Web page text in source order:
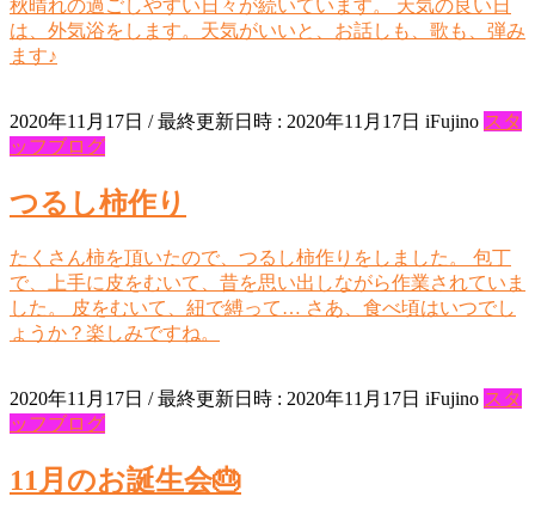
秋晴れの過ごしやすい日々が続いています。 天気の良い日
は、外気浴をします。天気がいいと、お話しも、歌も、弾み
ます♪
2020年11月17日 / 最終更新日時 : 2020年11月17日 iFujino スタ
ッフブログ
つるし柿作り
たくさん柿を頂いたので、つるし柿作りをしました。 包丁
で、上手に皮をむいて、昔を思い出しながら作業されていま
した。 皮をむいて、紐で縛って… さあ、食べ頃はいつでし
ょうか？楽しみですね。
2020年11月17日 / 最終更新日時 : 2020年11月17日 iFujino スタ
ッフブログ
11月のお誕生会🎂